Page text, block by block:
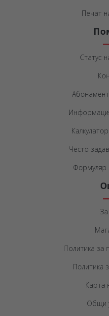
Печат
Статус
Често
Формуляр
Политика за
Политика
Карта
Общи